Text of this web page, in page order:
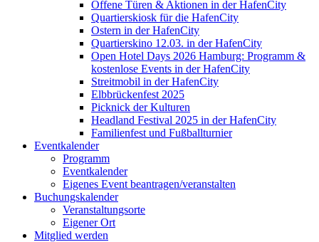
Offene Türen & Aktionen in der HafenCity
Quartierskiosk für die HafenCity
Ostern in der HafenCity
Quartierskino 12.03. in der HafenCity
Open Hotel Days 2026 Hamburg: Programm &
kostenlose Events in der HafenCity
Streitmobil in der HafenCity
Elbbrückenfest 2025
Picknick der Kulturen
Headland Festival 2025 in der HafenCity
Familienfest und Fußballturnier
Eventkalender
Programm
Eventkalender
Eigenes Event beantragen/veranstalten
Buchungskalender
Veranstaltungsorte
Eigener Ort
Mitglied werden